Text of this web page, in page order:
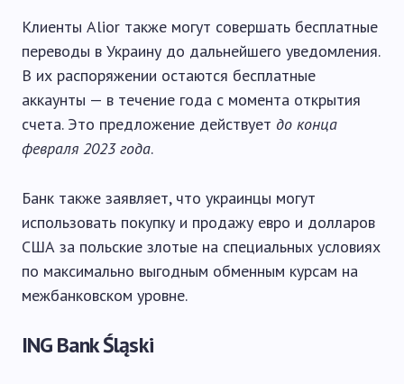
Клиенты Alior также могут совершать бесплатные
переводы в Украину до дальнейшего уведомления.
В их распоряжении остаются бесплатные
аккаунты — в течение года с момента открытия
счета. Это предложение действует до конца
февраля 2023 года.
Банк также заявляет, что украинцы могут
использовать покупку и продажу евро и долларов
США за польские злотые на специальных условиях
по максимально выгодным обменным курсам на
межбанковском уровне.
ING Bank Śląski